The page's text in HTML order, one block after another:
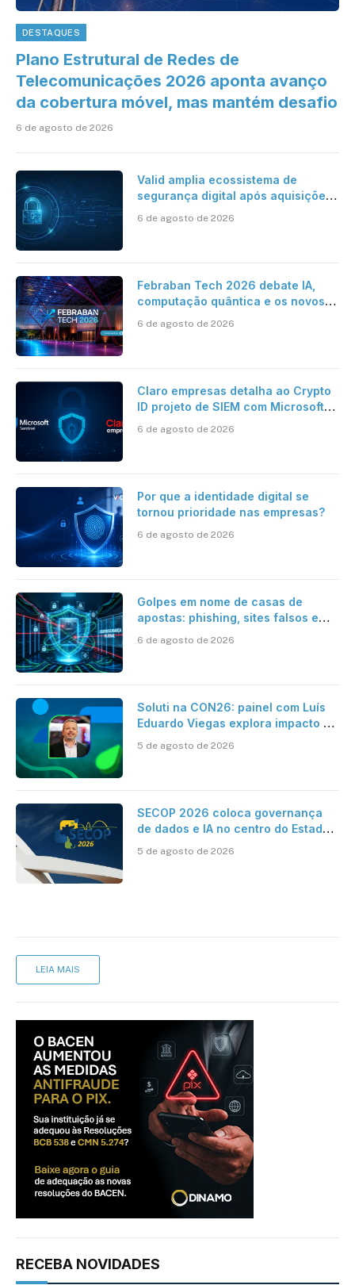
DESTAQUES
Plano Estrutural de Redes de
Telecomunicações 2026 aponta avanço
da cobertura móvel, mas mantém desafio
6 de agosto de 2026
Valid amplia ecossistema de
segurança digital após aquisições
da HST e Diazero
6 de agosto de 2026
Febraban Tech 2026 debate IA,
computação quântica e os novos
6 de agosto de 2026
Claro empresas detalha ao Crypto
ID projeto de SIEM com Microsoft
automatizada
6 de agosto de 2026
Por que a identidade digital se
tornou prioridade nas empresas?
6 de agosto de 2026
Golpes em nome de casas de
apostas: phishing, sites falsos e
6 de agosto de 2026
Soluti na CON26: painel com Luís
Eduardo Viegas explora impacto de
Contabilidade
5 de agosto de 2026
SECOP 2026 coloca governança
de dados e IA no centro do Estado
5 de agosto de 2026
LEIA MAIS
RECEBA NOVIDADES